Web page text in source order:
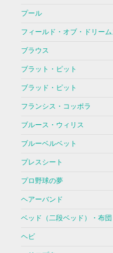
プール
フィールド・オブ・ドリーム
ブラウス
ブラット・ピット
ブラッド・ピット
フランシス・コッポラ
ブルース・ウィリス
ブルーベルベット
プレスシート
プロ野球の夢
ヘアーバンド
ベッド（二段ベッド）・布団
ヘビ